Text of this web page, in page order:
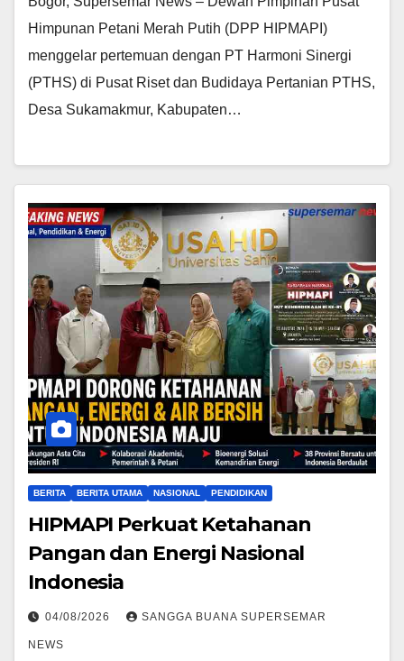
Himpunan Petani Merah Putih (DPP HIPMAPI)
menggelar pertemuan dengan PT Harmoni Sinergi
(PTHS) di Pusat Riset dan Budidaya Pertanian PTHS,
Desa Sukamakmur, Kabupaten…
BERITA BERITA UTAMA NASIONAL PENDIDIKAN
HIPMAPI Perkuat Ketahanan
Pangan dan Energi Nasional
Indonesia
04/08/2026 SANGGA BUANA SUPERSEMAR
NEWS